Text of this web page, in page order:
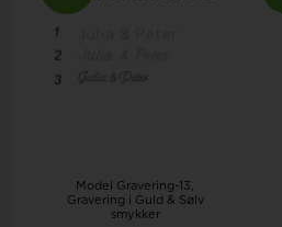
Model Gravering-13
Gravering i Guld & Sølv
smykker